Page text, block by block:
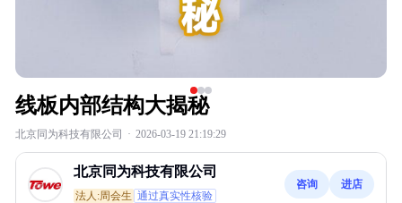
线板内部结构大揭秘
北京同为科技有限公司 · 2026-03-19 21:19:29
北京同为科技有限公司
法人:周会生 通过真实性核验
咨询 进店